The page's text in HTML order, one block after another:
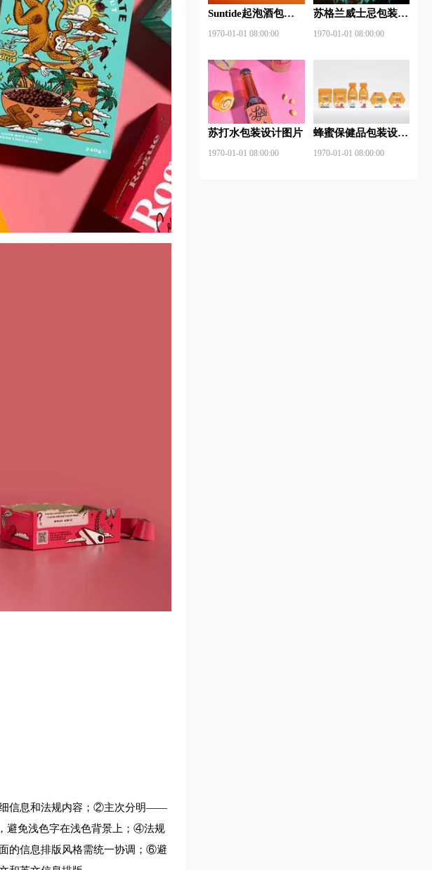
信息和法规内容；②主次分明——
避免浅色字在浅色背景上；④法规
的信息排版风格需统一协调；⑥避
Suntide起泡酒包装
1970-01-01 08:00:00
苏格兰威士忌包装设
1970-01-01 08:00:00
苏打水包装设计图片
1970-01-01 08:00:00
蜂蜜保健品包装设计
1970-01-01 08:00:00